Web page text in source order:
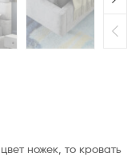
ножек, то кровать